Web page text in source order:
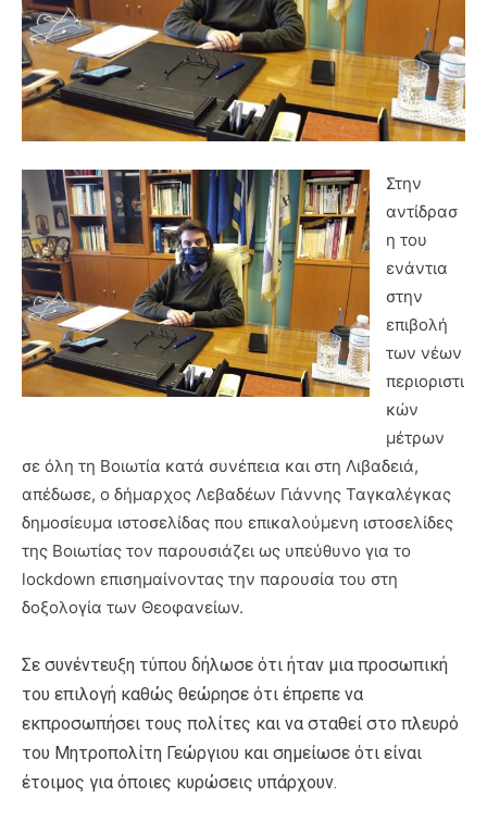
Στην
αντίδρασ
η του
ενάντια
στην
επιβολή
των νέων
περιοριστι
κών
μέτρων
σε όλη τη Βοιωτία κατά συνέπεια και στη Λιβαδειά,
απέδωσε, ο δήμαρχος Λεβαδέων Γιάννης Ταγκαλέγκας
δημοσίευμα ιστοσελίδας που επικαλούμενη ιστοσελίδες
της Βοιωτίας τον παρουσιάζει ως υπεύθυνο για το
lockdown επισημαίνοντας την παρουσία του στη
δοξολογία των Θεοφανείων.
Σε συνέντευξη τύπου δήλωσε ότι ήταν μια προσωπική
του επιλογή καθώς θεώρησε ότι έπρεπε να
εκπροσωπήσει τους πολίτες και να σταθεί στο πλευρό
του Μητροπολίτη Γεώργιου και σημείωσε ότι είναι
έτοιμος για όποιες κυρώσεις υπάρχουν.